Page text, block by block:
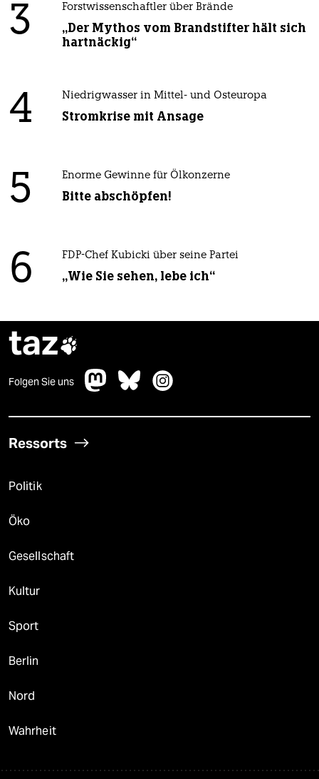
3 Forstwissenschaftler über Brände
„Der Mythos vom Brandstifter hält sich
hartnäckig“
4 Niedrigwasser in Mittel- und Osteuropa
Stromkrise mit Ansage
5 Enorme Gewinne für Ölkonzerne
Bitte abschöpfen!
6 FDP-Chef Kubicki über seine Partei
„Wie Sie sehen, lebe ich“
taz
Folgen Sie uns
Ressorts
Politik
Öko
Gesellschaft
Kultur
Sport
Berlin
Nord
Wahrheit